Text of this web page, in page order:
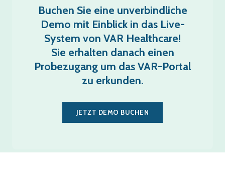
Buchen Sie eine unverbindliche
Demo mit Einblick in das Live-
System von VAR Healthcare!
Sie erhalten danach einen
Probezugang um das VAR-Portal
zu erkunden.
JETZT DEMO BUCHEN